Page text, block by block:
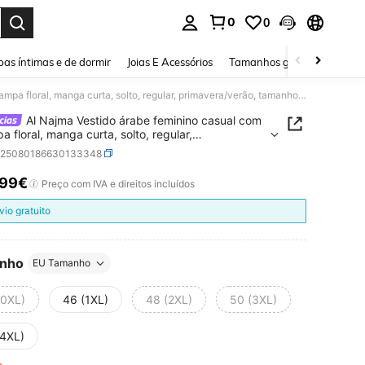
0 0
íntimas e de dormir Joias E Acessórios Tamanhos grandes
Al Najma Vestido árabe feminino casual com estampa floral, manga curta, solto, regular, primavera/verão, tamanho grande
Al Najma Vestido árabe feminino casual com
floral, manga curta, solto, regular,
verão, tamanho grande
AND AVAILABILITY
Preço com IVA e direitos incluídos
gratuito
EU Tamanho
46 (1XL) 48 (2XL) 50 (3XL)